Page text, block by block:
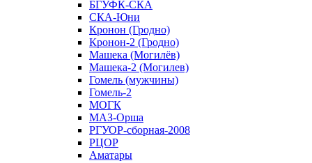
БГУФК-СКА
СКА-Юни
Кронон (Гродно)
Кронон-2 (Гродно)
Машека (Могилёв)
Машека-2 (Могилев)
Гомель (мужчины)
Гомель-2
МОГК
МАЗ-Орша
РГУОР-сборная-2008
РЦОР
Аматары